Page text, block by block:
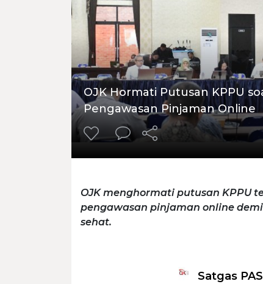
OJK Hormati Putusan KPPU
Pengawasan Pinjaman Online
OJK menghormati putusan KPPU
pengawasan pinjaman online
sehat.
Satgas